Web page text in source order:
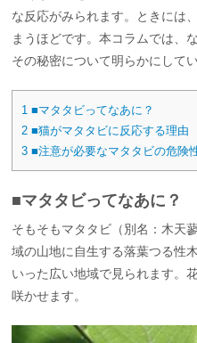
な反応がみられます。ときには
まうほどです。本コラムでは、
その秘密について明らかにして
1 ■マタタビってなあに？
2 ■猫がマタタビに反応する理由
3 ■注意が必要なマタタビの危険
■マタタビってなあに？
そもそもマタタビ（別名：木天
域の山地に自生する落葉つる性
いった広い地域で見られます。
咲かせます。